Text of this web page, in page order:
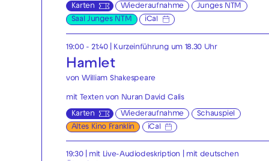
Karten Wiederaufnahme
Junges NTM
Saal Junges NTM
iCal
19:00 - 21:40 | Kurzeinführung um 18.30 Uhr
Hamlet
von William Shakespeare
mit Texten von Nuran David Calis
Karten Wiederaufnahme
Schauspiel
Altes Kino Franklin
iCal
19:30| mit Live-Audiodeskription
mit deutschen